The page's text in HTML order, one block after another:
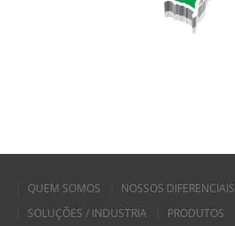
QUEM SOMOS
NOSSOS DIFERENCIAIS
SOLUÇÕES / INDUSTRIA
PRODUTOS